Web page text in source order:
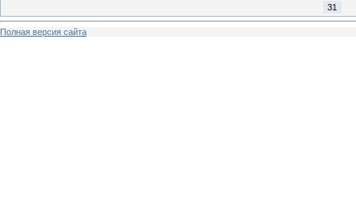
31
Полная версия сайта